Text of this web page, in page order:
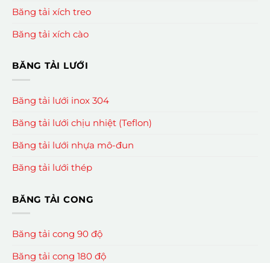
Băng tải xích treo
Băng tải xích cào
BĂNG TẢI LƯỚI
Băng tải lưới inox 304
Băng tải lưới chịu nhiệt (Teflon)
Băng tải lưới nhựa mô-đun
Băng tải lưới thép
BĂNG TẢI CONG
Băng tải cong 90 độ
Băng tải cong 180 độ